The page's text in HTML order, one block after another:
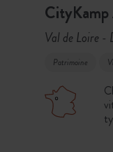
CityKamp
Val de Loire -
Patrimoine